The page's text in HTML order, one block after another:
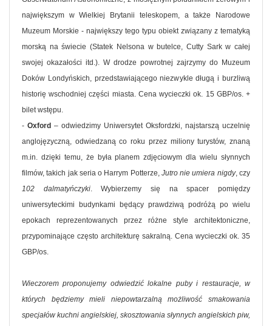
największym w Wielkiej Brytanii teleskopem, a także Narodowe
Muzeum Morskie - największy tego typu obiekt związany z tematyką
morską na świecie (Statek Nelsona w butelce, Cutty Sark w całej
swojej okazałości itd.). W drodze powrotnej zajrzymy do Muzeum
Doków Londyńskich, przedstawiającego niezwykle długą i burzliwą
historię wschodniej części miasta. Cena wycieczki ok. 15 GBP/os. +
bilet wstępu.
- Oxford – odwiedzimy Uniwersytet Oksfordzki, najstarszą uczelnię
anglojęzyczną, odwiedzaną co roku przez miliony turystów, znaną
m.in. dzięki temu, że była planem zdjęciowym dla wielu słynnych
filmów, takich jak seria o Harrym Potterze, Jutro nie umiera nigdy, czy
102 dalmatyńczyki. Wybierzemy się na spacer pomiędzy
uniwersyteckimi budynkami będący prawdziwą podróżą po wielu
epokach reprezentowanych przez różne style architektoniczne,
przypominające często architekturę sakralną. Cena wycieczki ok. 35
GBP/os.
Wieczorem proponujemy odwiedzić lokalne puby i restauracje, w
których będziemy mieli niepowtarzalną możliwość smakowania
specjałów kuchni angielskiej, skosztowania słynnych angielskich piw,